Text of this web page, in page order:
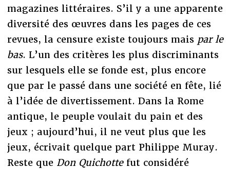
magazines littéraires. S’il y a une apparente
diversité des œuvres dans les pages de ces
revues, la censure existe toujours mais par le
bas. L’un des critères les plus discriminants
sur lesquels elle se fonde est, plus encore
que par le passé dans une société en fête, lié
à l’idée de divertissement. Dans la Rome
antique, le peuple voulait du pain et des
jeux ; aujourd’hui, il ne veut plus que les
jeux, écrivait quelque part Philippe Muray.
Reste que Don Quichottefut considéré